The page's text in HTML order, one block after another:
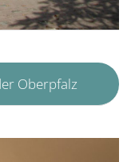
Oberpfalz